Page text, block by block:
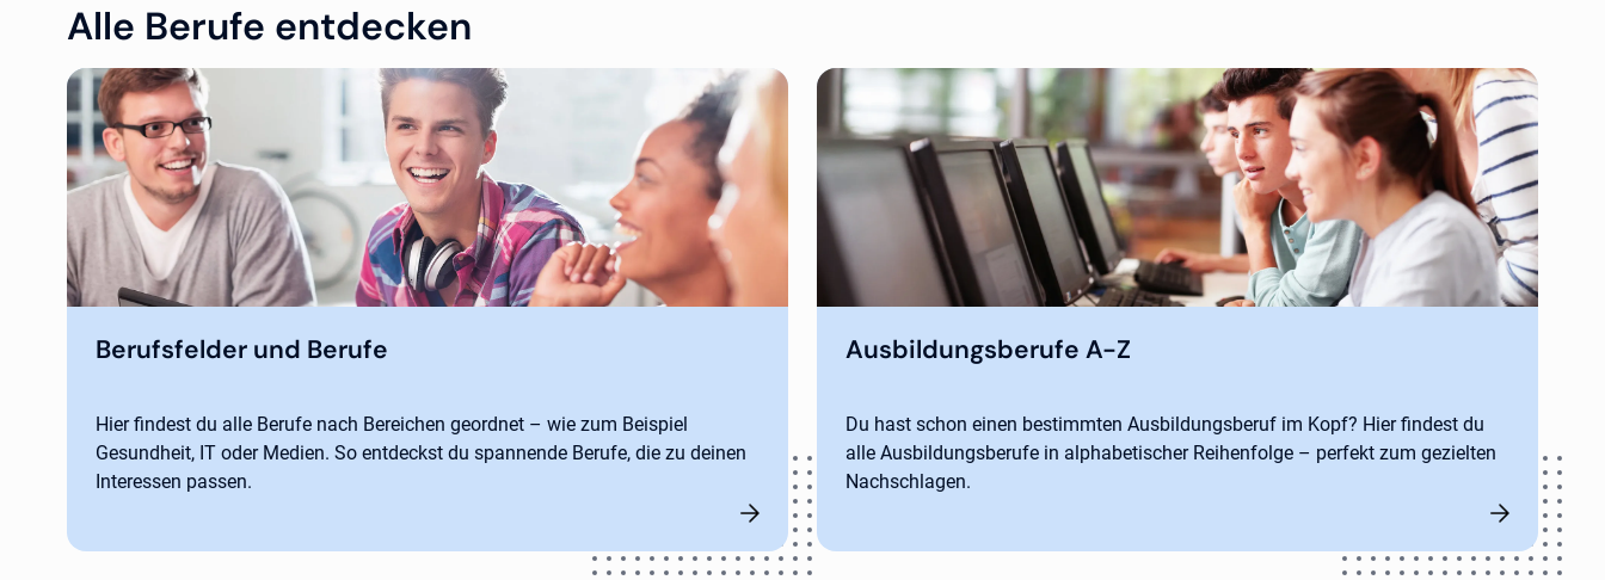
Alle Berufe entdecken
Berufsfelder und Berufe
Hier findest du alle Berufe nach Bereichen geordnet – wie zum Beispiel
Gesundheit, IT oder Medien. So entdeckst du spannende Berufe, die zu deinen
Interessen passen.
Ausbildungsberufe A-Z
Du hast schon einen bestimmten Ausbildungsberuf im Kopf? Hier findest du
alle Ausbildungsberufe in alphabetischer Reihenfolge – perfekt zum gezielten
Nachschlagen.